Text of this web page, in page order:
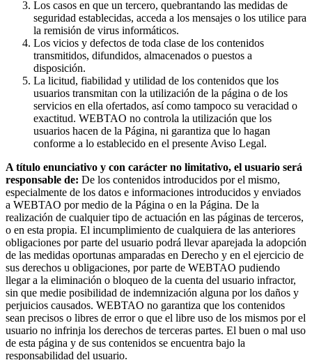
Los casos en que un tercero, quebrantando las medidas de
seguridad establecidas, acceda a los mensajes o los utilice para
la remisión de virus informáticos.
Los vicios y defectos de toda clase de los contenidos
transmitidos, difundidos, almacenados o puestos a
disposición.
La licitud, fiabilidad y utilidad de los contenidos que los
usuarios transmitan con la utilización de la página o de los
servicios en ella ofertados, así como tampoco su veracidad o
exactitud. WEBTAO no controla la utilización que los
usuarios hacen de la Página, ni garantiza que lo hagan
conforme a lo establecido en el presente Aviso Legal.
A título enunciativo y con carácter no limitativo, el usuario será
responsable de: De los contenidos introducidos por el mismo,
especialmente de los datos e informaciones introducidos y enviados
a WEBTAO por medio de la Página o en la Página. De la
realización de cualquier tipo de actuación en las páginas de terceros,
o en esta propia. El incumplimiento de cualquiera de las anteriores
obligaciones por parte del usuario podrá llevar aparejada la adopción
de las medidas oportunas amparadas en Derecho y en el ejercicio de
sus derechos u obligaciones, por parte de WEBTAO pudiendo
llegar a la eliminación o bloqueo de la cuenta del usuario infractor,
sin que medie posibilidad de indemnización alguna por los daños y
perjuicios causados. WEBTAO no garantiza que los contenidos
sean precisos o libres de error o que el libre uso de los mismos por el
usuario no infrinja los derechos de terceras partes. El buen o mal uso
de esta página y de sus contenidos se encuentra bajo la
responsabilidad del usuario.